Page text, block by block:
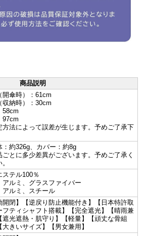
商品説明
開傘時）：61cm
収納時）：30cm
58cm
97cm
法によって誤差が生じます。予めご了承下
：約326g、カバー：約8g
とに多少差異がございます。予めご了承く
ステル100％
アルミ、グラスファイバー
アルミ、スチール
開閉】【逆戻り防止機能付き】【日本特許取
フティシャフト搭載】【完全遮光】【晴雨兼
遮光遮熱・肌守り】【軽量】【頑丈な骨組
大きいサイズ】【男女兼用】